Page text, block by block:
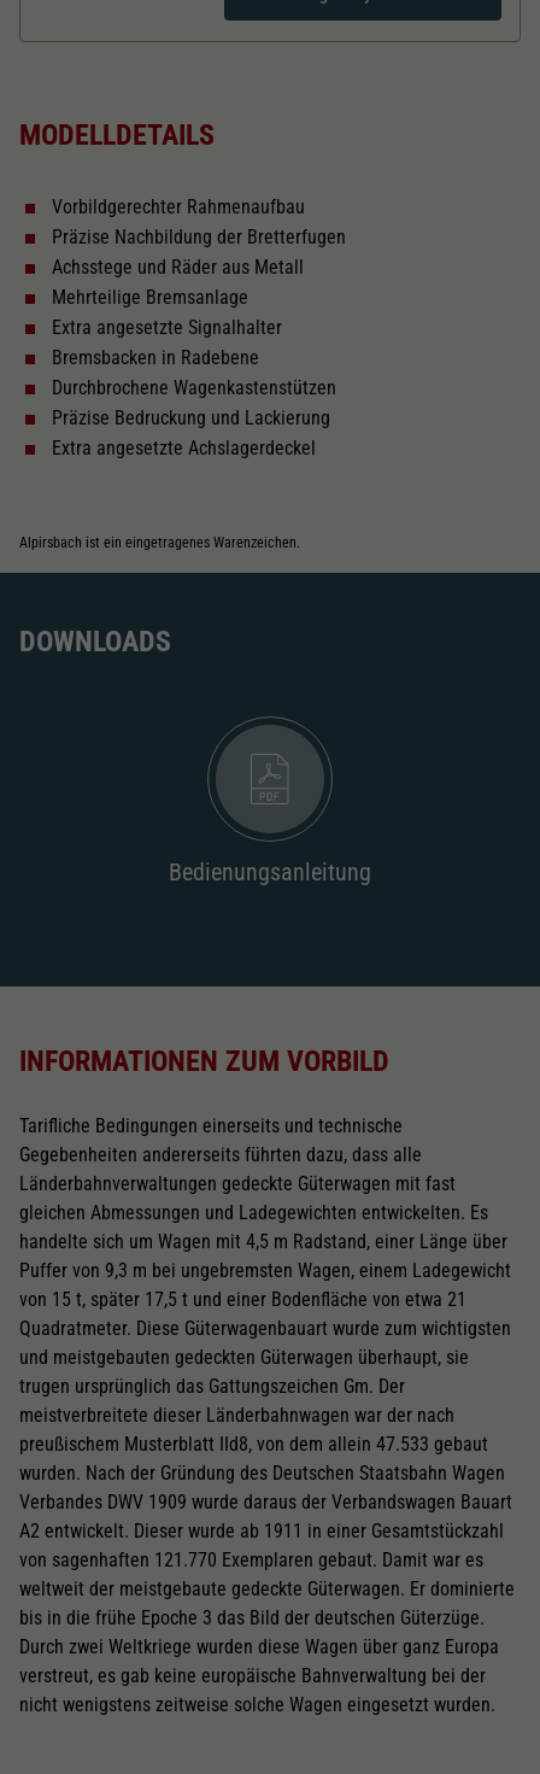
Kurzkupplungskinematik
2187
Tauschsatz für Wechselstrom
Schliessen
MODELLDETAILS
Vorbildgerechter Rahmenaufbau
Präzise Nachbildung der Bretterfugen
Achsstege und Räder aus Metall
Mehrteilige Bremsanlage
Extra angesetzte Signalhalter
Bremsbacken in Radebene
Durchbrochene Wagenkastenstützen
Präzise Bedruckung und Lackierung
Extra angesetzte Achslagerdeckel
Alpirsbach ist ein eingetragenes Warenzeichen.
DOWNLOADS
Bedienungsanleitung
INFORMATIONEN ZUM VORBILD
Tarifliche Bedingungen einerseits und technische
Gegebenheiten andererseits führten dazu, dass alle
Länderbahnverwaltungen gedeckte Güterwagen mit fast
gleichen Abmessungen und Ladegewichten entwickelten. Es
handelte sich um Wagen mit 4,5 m Radstand, einer Länge über
Puffer von 9,3 m bei ungebremsten Wagen, einem Ladegewicht
von 15 t, später 17,5 t und einer Bodenfläche von etwa 21
Quadratmeter. Diese Güterwagenbauart wurde zum wichtigsten
und meistgebauten gedeckten Güterwagen überhaupt, sie
trugen ursprünglich das Gattungszeichen Gm. Der
meistverbreitete dieser Länderbahnwagen war der nach
preußischem Musterblatt IId8, von dem allein 47.533 gebaut
wurden. Nach der Gründung des Deutschen Staatsbahn Wagen
Verbandes DWV 1909 wurde daraus der Verbandswagen Bauart
A2 entwickelt. Dieser wurde ab 1911 in einer Gesamtstückzahl
von sagenhaften 121.770 Exemplaren gebaut. Damit war es
weltweit der meistgebaute gedeckte Güterwagen. Er dominierte
bis in die frühe Epoche 3 das Bild der deutschen Güterzüge.
Durch zwei Weltkriege wurden diese Wagen über ganz Europa
verstreut, es gab keine europäische Bahnverwaltung bei der
nicht wenigstens zeitweise solche Wagen eingesetzt wurden.
Einstellungen. Unter anderem eine zufällig